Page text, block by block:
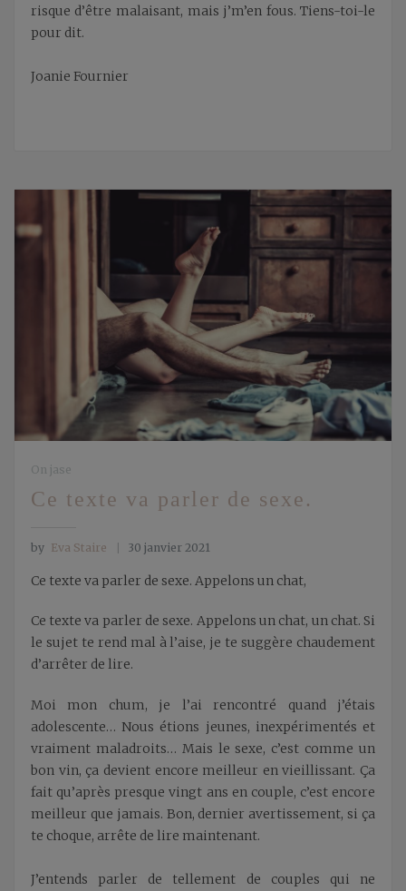
risque d’être malaisant, mais j’m’en fous. Tiens-toi-le
pour dit.
Joanie Fournier
On jase
Ce texte va parler de sexe.
by Eva Staire 30 janvier 2021
Ce texte va parler de sexe. Appelons un chat,
Ce texte va parler de sexe. Appelons un chat, un chat. Si
le sujet te rend mal à l’aise, je te suggère chaudement
d’arrêter de lire.
Moi mon chum, je l’ai rencontré quand j’étais
adolescente… Nous étions jeunes, inexpérimentés et
vraiment maladroits… Mais le sexe, c’est comme un
bon vin, ça devient encore meilleur en vieillissant. Ça
fait qu’après presque vingt ans en couple, c’est encore
meilleur que jamais. Bon, dernier avertissement, si ça
te choque, arrête de lire maintenant.
J’entends parler de tellement de couples qui ne